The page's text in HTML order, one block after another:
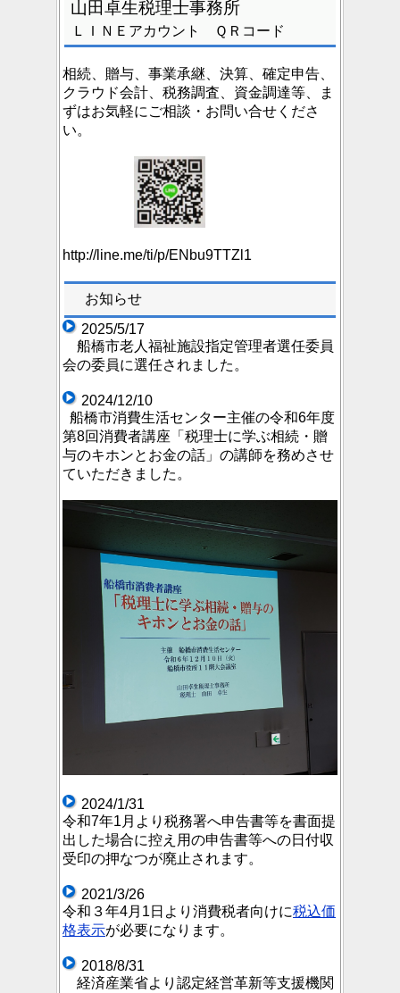
山田卓生税理士事務所
ＬＩＮＥアカウント ＱＲコード
相続、贈与、事業承継、決算、確定申告、
クラウド会計、税務調査、資金調達等、ま
ずはお気軽にご相談・お問い合せくださ
い。
http://line.me/ti/p/ENbu9TTZl1
お知らせ
2025/5/17
船橋市老人福祉施設指定管理者選任委員
会の委員に選任されました。
2024/12/10
船橋市消費生活センター主催の令和6年度
第8回消費者講座「税理士に学ぶ相続・贈
与のキホンとお金の話」の講師を務めさせ
ていただきました。
2024/1/31
令和7年1月より税務署へ申告書等を書面提
出した場合に控え用の申告書等への日付収
受印の押なつが廃止されます。
2021/3/26
令和３年4月1日より消費税者向けに税込価
格表示が必要になります。
2018/8/31
経済産業省より認定経営革新等支援機関